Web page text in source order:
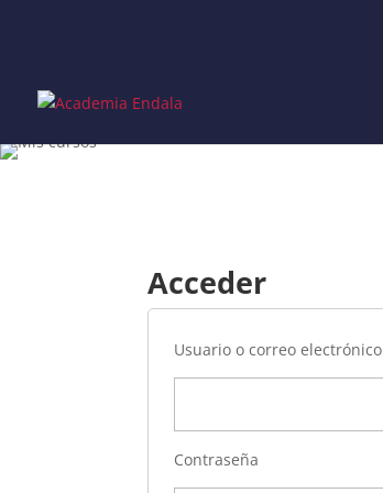
Acceder
Usuario o correo electrónico
Contraseña